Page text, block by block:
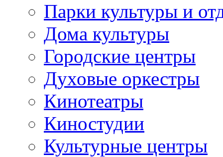
Парки культуры и
Дома культуры
Городские центры
Духовые оркестры
Кинотеатры
Киностудии
Культурные центры